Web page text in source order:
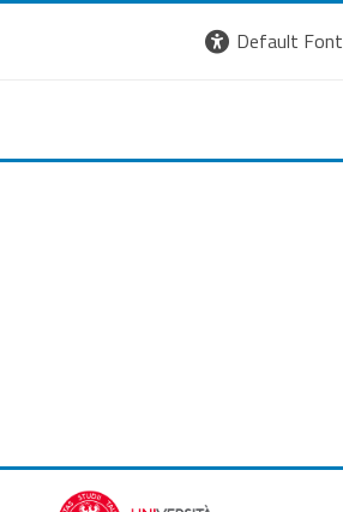
Default Font